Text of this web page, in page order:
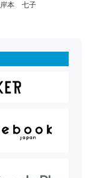
岸本 七子